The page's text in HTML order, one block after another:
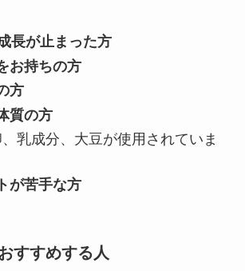
長が止まった方
お持ちの方
方
質の方
乳成分、大豆が使用されていま
が苦手な方
すすめする人